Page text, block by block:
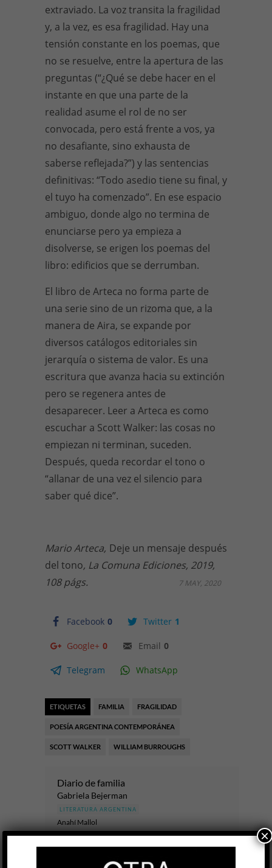
extraviado. La voz transita la fragilidad
y, a la vez, es esa fragilidad. Hay una
tensión constante en los poemas, que
no se resuelve, entre la apertura de las
preguntas (“¿Qué se debe hacer en el
instante en que una parte de la
realidad asume el rol de no ser
convocada, pero está frente a vos, ya
no desafiante, sino exhausta de
saberse reflejada?”) y las sentencias
definitivas: “Todo asedio tiene su final, y
el tuyo ha comenzado”. En ese espacio
ambiguo, donde algo no termina de
enunciarse pero ya empieza a
disolverse, se erigen los poemas del
libro: edificios que se derrumban.
El libro de Arteca no forma parte de
una serie sino de un rizoma que, a la
manera de Aira, se expande por
diversos catálogos editoriales sin
jerarquía o sistema de valor. Es una
escritura que avanza hacia su extinción
pero se regenera antes de
desaparecer. Leer a Arteca es como
escuchar a Scott Walker: las cosas no
empiezan ni terminan, suceden.
Después, queda recordar el tono o
“allanar de una vez el silencio para
saber qué dice”.
Mario Arteca, Deje un mensaje después
del tono, La Comuna Ediciones, 2019,
108 págs.
Facebook 0 Twitter 1
Google+ 0 Email 0
Telegram WhatsApp
7 MAY, 2020
ETIQUETAS FAMILIA FRAGILIDAD
POESÍA ARGENTINA CONTEMPORÁNEA
SCOTT WALKER WILLIAM BURROUGHS
Diario de familia
Gabriela Bejerman
LITERATURA ARGENTINA
Anahí Mallol
6 AGO
Las escrituras del yo han ido en los últimos años
×